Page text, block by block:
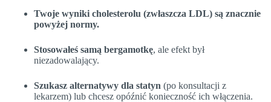
Twoje wyniki cholesterolu (zwłaszcza LDL) są znacznie
powyżej normy.
Stosowałeś samą bergamotkę, ale efekt był
niezadowalający.
Szukasz alternatywy dla statyn (po konsultacji z
lekarzem) lub chcesz opóźnić konieczność ich włączenia.